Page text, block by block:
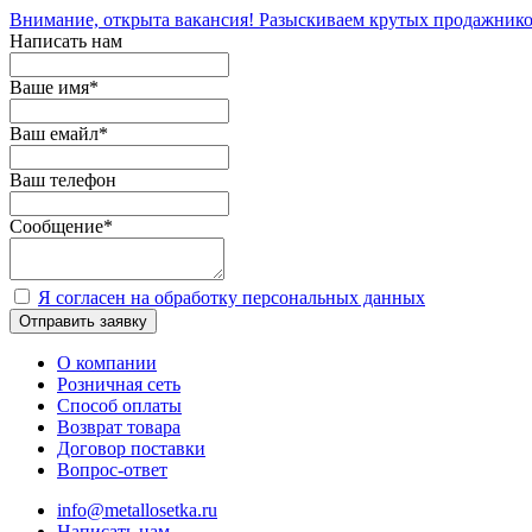
Внимание, открыта вакансия! Разыскиваем крутых
Написать нам
Ваше имя*
Ваш емайл*
Ваш телефон
Сообщение*
Я согласен на обработку персональных данных
Отправить заявку
О компании
Розничная сеть
Способ оплаты
Возврат товара
Договор поставки
Вопрос-ответ
info@metallosetka.ru